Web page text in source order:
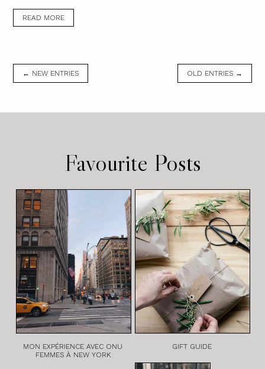
READ MORE
← NEW ENTRIES OLD ENTRIES →
Favourite Posts
MON EXPÉRIENCE AVEC ONU
FEMMES À NEW YORK
GIFT GUIDE